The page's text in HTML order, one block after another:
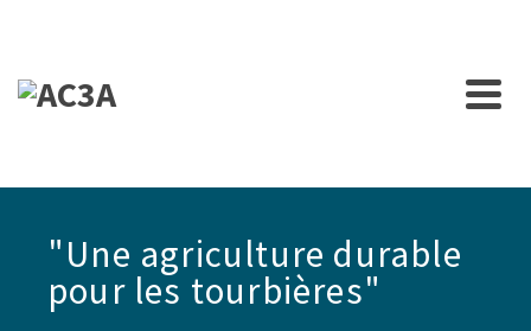
"Une agriculture durable
pour les tourbières"